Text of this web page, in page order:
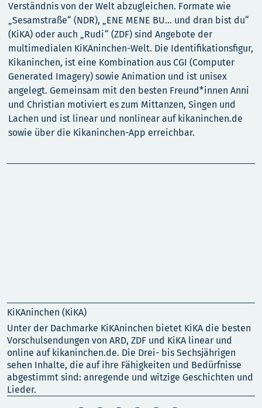
Verständnis von der Welt abzugleichen. Formate wie
„Sesamstraße“ (NDR), „ENE MENE BU… und dran bist du“
(KiKA) oder auch „Rudi“ (ZDF) sind Angebote der
multimedialen KiKAninchen-Welt. Die Identifikationsfigur,
Kikaninchen, ist eine Kombination aus CGI (Computer
Generated Imagery) sowie Animation und ist unisex
angelegt. Gemeinsam mit den besten Freund*innen Anni
und Christian motiviert es zum Mittanzen, Singen und
Lachen und ist linear und nonlinear auf kikaninchen.de
sowie über die Kikaninchen-App erreichbar.
KiKAninchen (KiKA)
Unter der Dachmarke KiKAninchen bietet KiKA die besten
Vorschulsendungen von ARD, ZDF und KiKA linear und
online auf kikaninchen.de. Die Drei- bis Sechsjährigen
sehen Inhalte, die auf ihre Fähigkeiten und Bedürfnisse
abgestimmt sind: anregende und witzige Geschichten und
Lieder.